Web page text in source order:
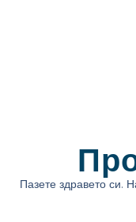
Пазете здравето си.